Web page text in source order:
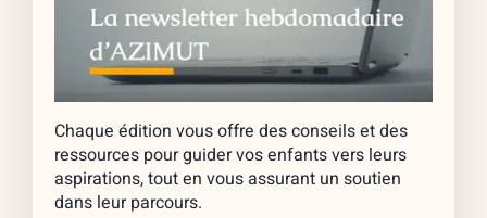
Chaque édition vous offre des conseils et des
ressources pour guider vos enfants vers leurs
aspirations, tout en vous assurant un soutien
dans leur parcours.